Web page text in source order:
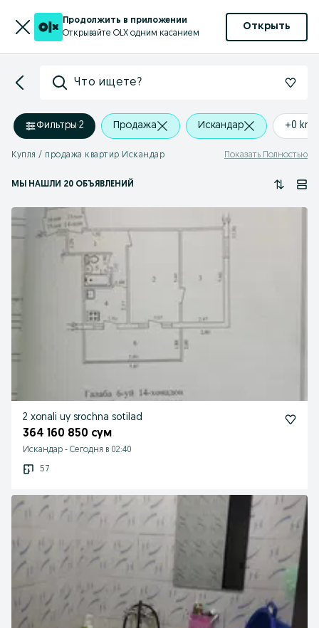
Продолжить в приложении
Открывайте OLX одним касанием
Открыть
Что ищете?
Фильтры·2 Продажа Искандар +0 km
Купля / продажа квартир Искандар Показать Полностью
МЫ НАШЛИ 20 ОБЪЯВЛЕНИЙ
2 xonali uy srochna sotilad
364 160 850 сум
Искандар - Сегодня в 02:40
57